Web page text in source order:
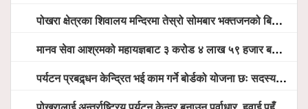
पोखरा क्षेत्रका शिवालय मन्दिरमा तेस्रो सोमबार भक्तजनको बिहानैदेखि घुइँचो
मानव सेवा आश्रमको महायज्ञबाट ३ करोड ४ लाख ५९ हजार बचत, १ करोड ४४ लाख उठ्न बाँकी, विना संचार माध्यम तर प्रचार प्रसारमै भयो १९ लाख खर्च !
पर्यटन प्रबद्र्धन केन्द्रित भई काम गर्ने बोर्डको योजना छः सदस्य पोखरेल, चलिय पोखरालाई थप प्रभावकारी बनाउन होटल संघको माग